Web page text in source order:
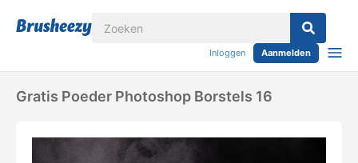
Inloggen Aanmelden
Gratis Poeder Photoshop Borstels 16